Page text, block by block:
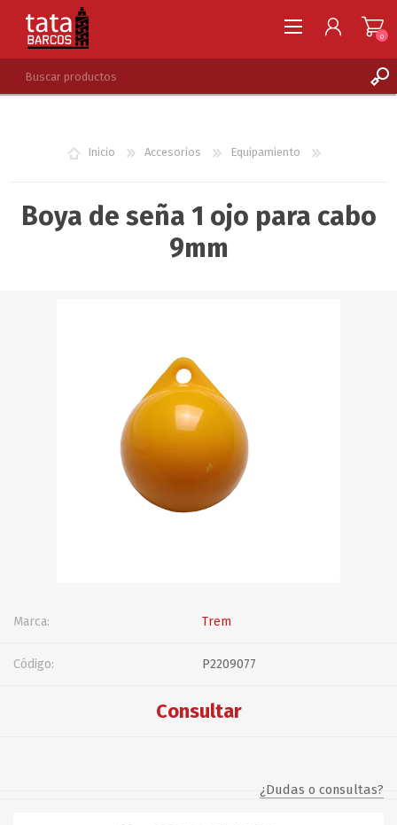
LISTA DE DESEOS
0
Inicio Accesorios Equipamiento
Boya de seña 1 ojo para cabo
9mm
Marca: Trem
Código: P2209077
Consultar
¿Dudas o consultas?